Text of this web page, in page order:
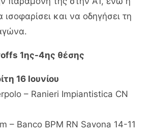
ισοφαρίσει και να οδηγήσει τη
1ης-4ης θέσης
16 Ιουνίου
– Ranieri Impiantistica CN
– Banco BPM RN Savona 14-11